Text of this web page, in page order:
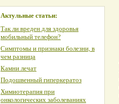
Актульные статьи:
Так ли вреден для здоровья
мобильный телефон?
Симптомы и признаки болезни, в
чем разница
Камни лечат
Подошвенный гиперкератоз
Химиотерапия при
онкологических заболеваниях